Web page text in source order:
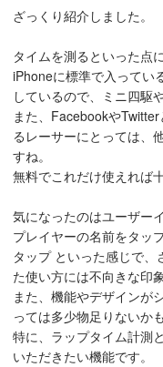
ざっくり紹介しました。
タイムを測るといった点
iPhoneに標準で入ってい
しているので、ミニ四駆
また、Facebookや
るレーサーにとっては、
すね。
無料でこれだけ使えれば
気になったのはユーザー
プレイヤーの名前をタ
タップ といった感じで
た使い方には不向きな印
また、機能やデザインが
っては多少物足りないか
特に、ラップタイム計測
いただきたい機能です。